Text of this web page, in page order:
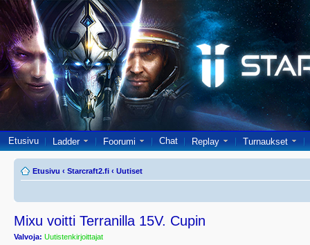
Etusivu Ladder Foorumi Chat Replay Turnaukset
Etusivu ‹ Starcraft2.fi ‹ Uutiset
Mixu voitti Terranilla 15V. Cupin
Valvoja: Uutistenkirjoittajat